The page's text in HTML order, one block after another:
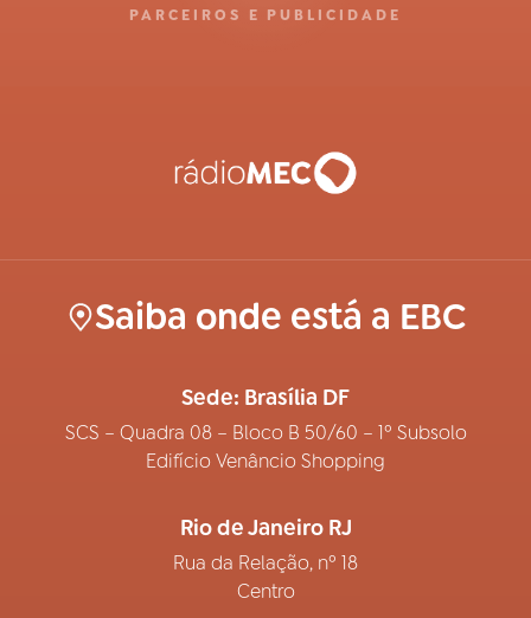
PARCEIROS E PUBLICIDADE
Saiba onde está a EBC
Sede: Brasília DF
SCS – Quadra 08 – Bloco B 50/60 – 1º Subsolo
Edifício Venâncio Shopping
Rio de Janeiro RJ
Rua da Relação, nº 18
Centro